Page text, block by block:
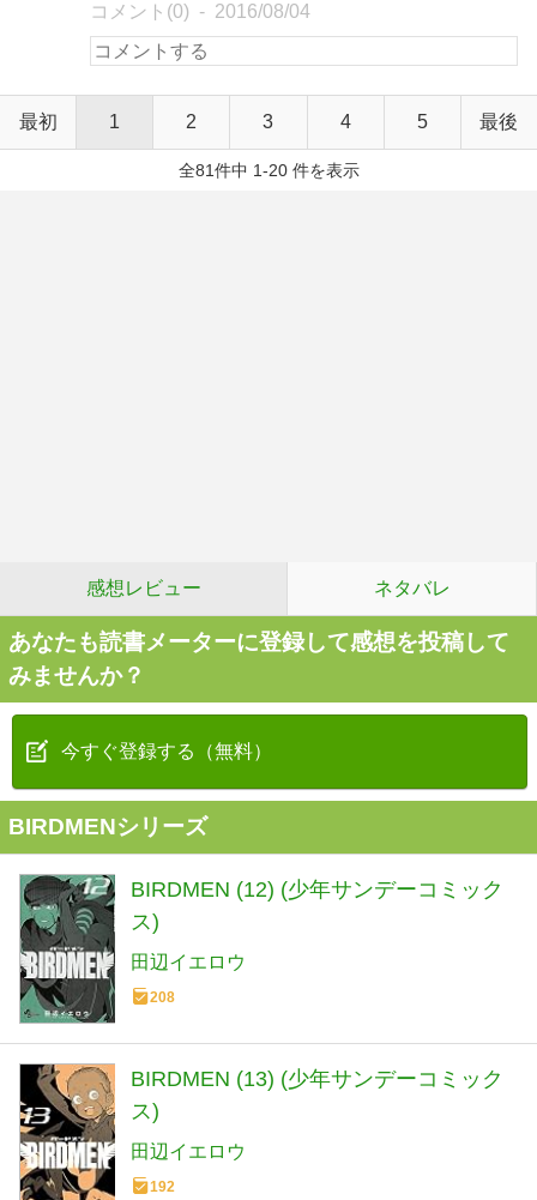
コメント(0) 2016/08/04
最初 1 2 3 4 5 最後
全81件中 1-20 件を表示
感想レビュー ネタバレ
あなたも読書メーターに登録して感想を投稿して
みませんか？
今すぐ登録する（無料）
BIRDMENシリーズ
BIRDMEN (12) (少年サンデーコミック
ス)
田辺イエロウ
208
BIRDMEN (13) (少年サンデーコミック
ス)
田辺イエロウ
192